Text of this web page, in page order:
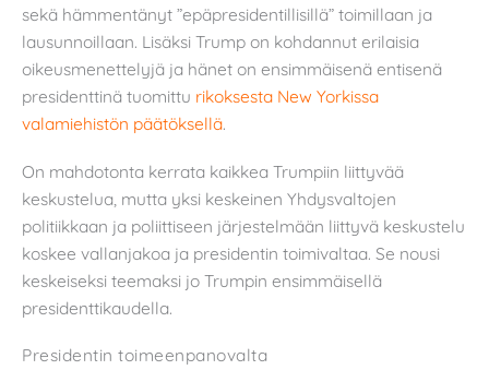
sekä hämmentänyt ”epäpresidentillisillä” toimillaan ja
lausunnoillaan. Lisäksi Trump on kohdannut erilaisia
oikeusmenettelyjä ja hänet on ensimmäisenä entisenä
presidenttinä tuomittu rikoksesta New Yorkissa
valamiehistön päätöksellä.
On mahdotonta kerrata kaikkea Trumpiin liittyvää
keskustelua, mutta yksi keskeinen Yhdysvaltojen
politiikkaan ja poliittiseen järjestelmään liittyvä keskustelu
koskee vallanjakoa ja presidentin toimivaltaa. Se nousi
keskeiseksi teemaksi jo Trumpin ensimmäisellä
presidenttikaudella.
Presidentin toimeenpanovalta